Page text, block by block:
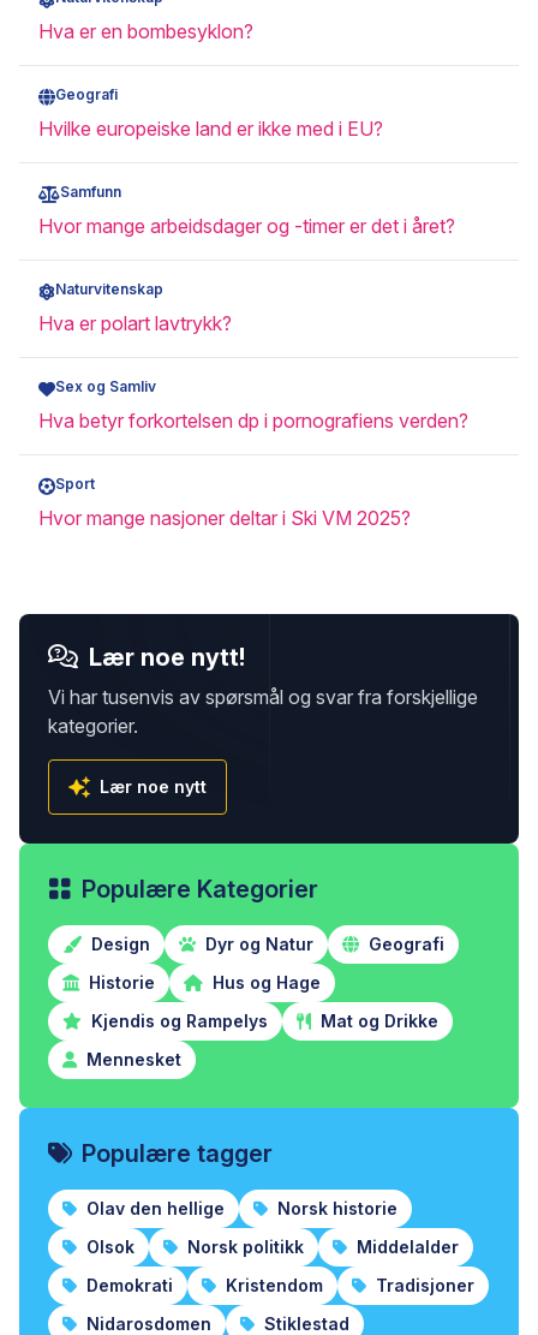
Hva er en bombesyklon?
Geografi
Hvilke europeiske land er ikke med i EU?
Samfunn
Hvor mange arbeidsdager og -timer er det i året?
Naturvitenskap
Hva er polart lavtrykk?
Sex og Samliv
Hva betyr forkortelsen dp i pornografiens verden?
Sport
Hvor mange nasjoner deltar i Ski VM 2025?
Lær noe nytt!
Vi har tusenvis av spørsmål og svar fra forskjellige
kategorier.
Lær noe nytt
Populære Kategorier
Design Dyr og Natur
Geografi
Historie
Hus og Hage
Kjendis og Rampelys
Mat og Drikke
Mennesket
Populære tagger
Olav den hellige
Norsk historie
Olsok
Norsk politikk
Middelalder
Demokrati
Kristendom
Tradisjoner
Nidarosdomen
Stiklestad